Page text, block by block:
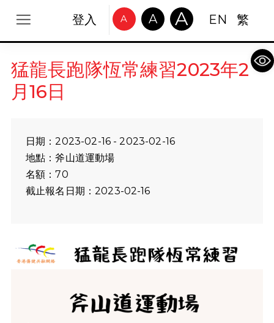
登入 A A A EN 繁
猛龍長跑隊恆常練習2023年2
月16日
日期：2023-02-16 - 2023-02-16
地點：斧山道運動場
名額：70
截止報名日期：2023-02-16